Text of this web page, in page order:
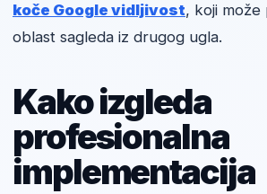
koče Google vidljivost, koji može
oblast sagleda iz drugog ugla.
Kako izgleda
profesionalna
implementacija